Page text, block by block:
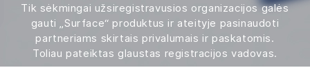
Tik sėkmingai užsiregistravusios organizacijos galės
gauti „Surface“ produktus ir ateityje pasinaudoti
partneriams skirtais privalumais ir paskatomis.
Toliau pateiktas glaustas registracijos vadovas.